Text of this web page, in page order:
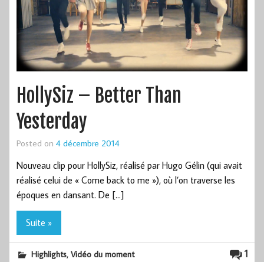
HollySiz – Better Than
Yesterday
Posted on 4 décembre 2014
Nouveau clip pour HollySiz, réalisé par Hugo Gélin (qui avait
réalisé celui de « Come back to me »), où l’on traverse les
époques en dansant. De […]
Suite »
1
Highlights,Vidéo du moment